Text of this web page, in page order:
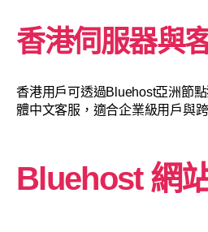
香港伺服器與
香港用戶可透過Bluehost亞洲節
體中文客服，適合企業級用戶與
Bluehost 網